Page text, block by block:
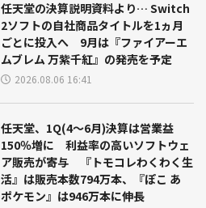
任天堂の決算説明資料より… Switch
2ソフトの自社商品タイトルを1ヵ月
ごとに投入へ 9月は『ファイアーエ
ムブレム 万紫千紅』の発売を予定
2026.08.06 16:41
任天堂、1Q(4～6月)決算は営業益
150％増に 利益率の高いソフトウェ
ア販売が寄与 『トモコレわくわく生
活』は販売本数794万本、『ぽこ あ
ポケモン』は946万本に伸長